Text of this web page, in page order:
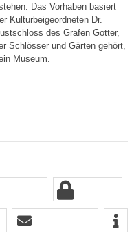
Das Vorhaben basiert
Kulturbeigeordneten Dr.
des Grafen Gotter,
Schlösser und Gärten gehört,
Museum.